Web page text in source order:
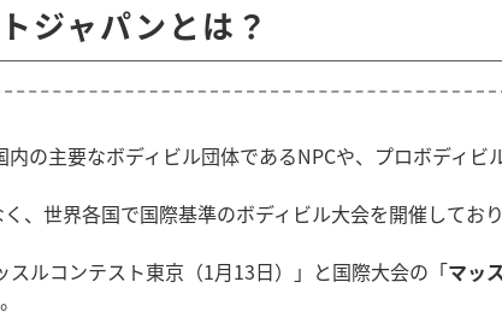
ジャパンとは？
の主要なボディビル団体であるNPCや、プロボディビ
、世界各国で国際基準のボディビル大会を開催してお
ルコンテスト東京（1月13日）」と国際大会の「マッ